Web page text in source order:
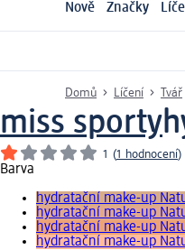
Nově Značky
Domů Líčení Tvář
miss sporty
1 (1 hodnocení)
Barva
hydratační make-up
hydratační make-up
hydratační make-up
hydratační make-up